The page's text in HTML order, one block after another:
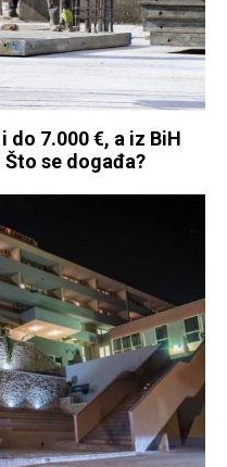
do 7.000 €, a iz BiH
se događa?